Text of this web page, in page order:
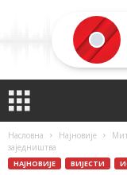
Насловна Најновије
заједништва
НАЈНОВИЈЕ ВИЈЕСТИ